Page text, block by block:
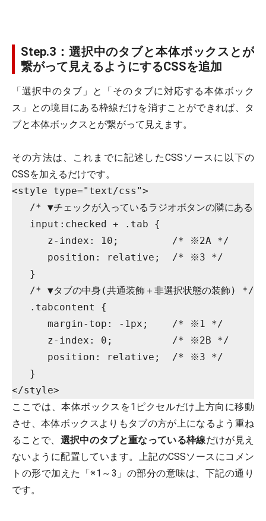
Step.3：選択中のタブと本体ボックスとが
繋がって見えるようにするCSSを追加
「選択中のタブ」と「そのタブに対応する本体ボック
ス」との境目にある枠線だけを消すことができれば、タ
ブと本体ボックスとが繋がって見えます。
その方法は、これまでに記述したCSSソースに以下の
CSSを加えるだけです。
<style type="text/css">
/* ▼チェックが入っているラジオボタンの隣にある
   input:checked + .tab {
      z-index: 10;         /* ※2A */
      position: relative;  /* ※3 */
   }
   /* ▼タブの中身(共通装飾＋非選択状態の装飾) */
   .tabcontent {
      margin-top: -1px;    /* ※1 */
      z-index: 0;          /* ※2B */
      position: relative;  /* ※3 */
   }
ここでは、本体ボックスを1ピクセルだけ上方向に移動
させ、本体ボックスよりもタブの方が上になるよう重ね
ることで、 選択中のタブと重なっている枠線だけが見え
ないように配置しています。上記のCSSソースにコメン
トの形で加えた「※1～3」の部分の意味は、下記の通り
です。